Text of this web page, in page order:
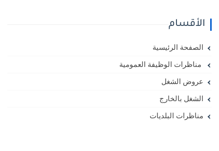
الأقسام
الصفحة الرئيسية
مناظرات الوظيفة العمومية
عروض الشغل
الشغل بالخارج
مناظرات البلديات